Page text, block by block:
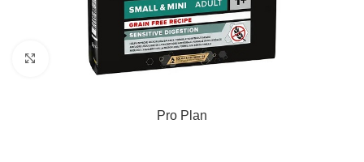
Нажмите, чтобы увеличить
Pro Plan